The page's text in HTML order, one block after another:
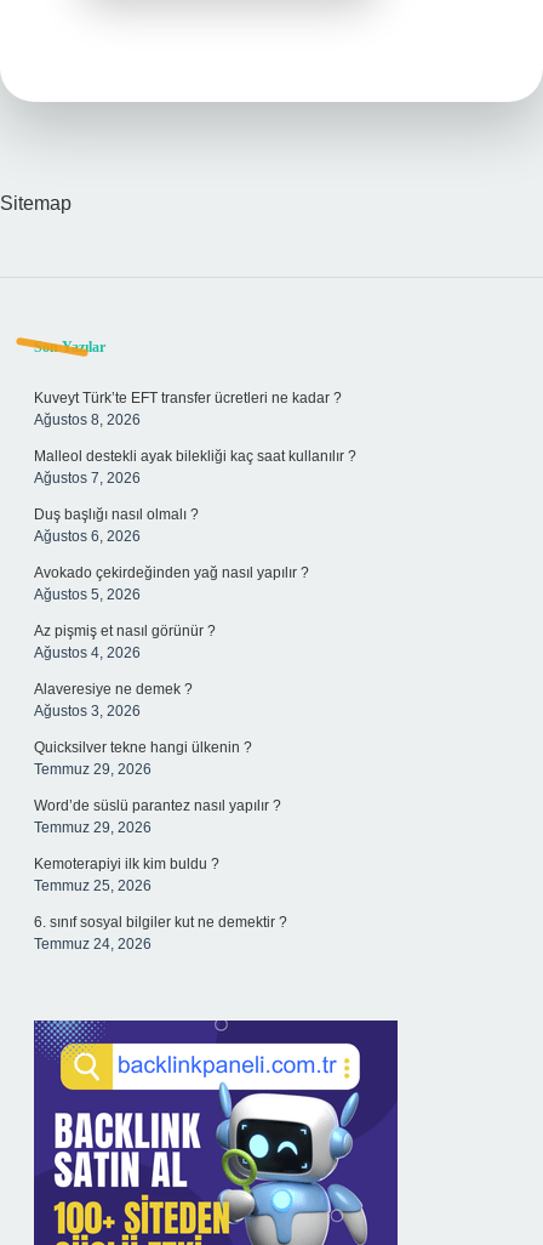
Sitemap
Sidebar
Son Yazılar
Kuveyt Türk’te EFT transfer ücretleri ne kadar ?
Ağustos 8, 2026
Malleol destekli ayak bilekliği kaç saat kullanılır ?
Ağustos 7, 2026
Duş başlığı nasıl olmalı ?
Ağustos 6, 2026
Avokado çekirdeğinden yağ nasıl yapılır ?
Ağustos 5, 2026
Az pişmiş et nasıl görünür ?
Ağustos 4, 2026
Alaveresiye ne demek ?
Ağustos 3, 2026
Quicksilver tekne hangi ülkenin ?
Temmuz 29, 2026
Word’de süslü parantez nasıl yapılır ?
Temmuz 29, 2026
Kemoterapiyi ilk kim buldu ?
Temmuz 25, 2026
6. sınıf sosyal bilgiler kut ne demektir ?
Temmuz 24, 2026